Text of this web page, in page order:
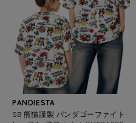
PANDIESTA
SB 熊猫謹製 パンダゴーファイト